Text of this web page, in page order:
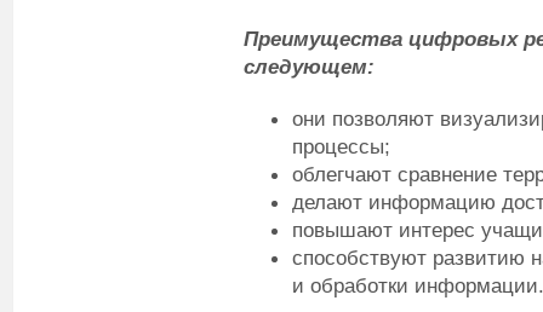
Преимущества цифровых
следующем:
они позволяют
процессы;
облегчают сравнение
делают информацию
повышают интерес
способствуют развитию
и обработки информации.